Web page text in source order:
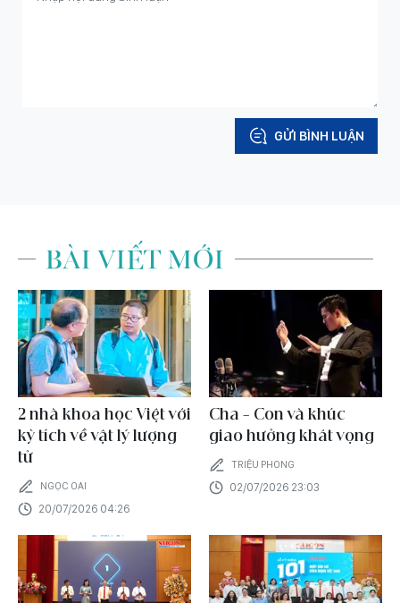
GỬI BÌNH LUẬN
BÀI VIẾT MỚI
2 nhà khoa học Việt với
kỳ tích về vật lý lượng
tử
NGỌC OAI
20/07/2026 04:26
Cha - Con và khúc
giao hưởng khát vọng
TRIỆU PHONG
02/07/2026 23:03